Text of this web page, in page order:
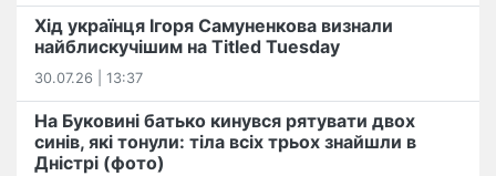
Хід українця Ігоря Самуненкова визнали
найблискучішим на Titled Tuesday
30.07.26 | 13:37
На Буковині батько кинувся рятувати двох
синів, які тонули: тіла всіх трьох знайшли в
Дністрі (фото)